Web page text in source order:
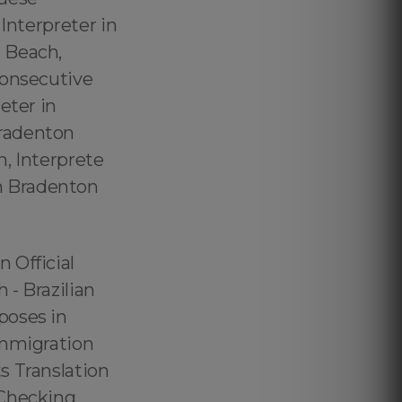
Interpreter in
in
Interprete
Bradenton
US Immigration Purposes in Bradenton Beach - Corporate Income Tax Translation for US Immigration Purposes in Bradenton Beach – Brazilian Academic Translation for US Immigration Purposes in Bradenton Beach - Certidão de Nascimento para USCIS em Bradenton Beach - Certidão de Casamento para USCIS em Bradenton Beach - Certidão de Divórcio para USCIS em Bradenton Beach - Certidão de Óbito para USCIS em Bradenton Beach - Certidão Brasileira para USCIS em Bradenton Beach - Imposto de Renda para USCIS em Bradenton Beach - Extrato Bancário para USCIS em Bradenton Beach - Declaração de Renda para USCIS em Bradenton Beach - Diploma para USCIS em Bradenton Beach - Diploma Brasileiro para USCIS em Bradenton Beach - Declaração de Renda para USCIS em Bradenton Beach - Histórico Escolar para USCIS em Bradenton Beach - Curriculo Lattes para USCIS em Bradenton Beach Brazilian High School Transcript for US Immigration Purposes in Bradenton Beach - Brazilian University Transcript for US Immigration Purposes in Bradenton Beach - Brazilian College Transcript for US Immigration Purposes in Bradenton Beach – Brazilian Bank Records for US Immigrat